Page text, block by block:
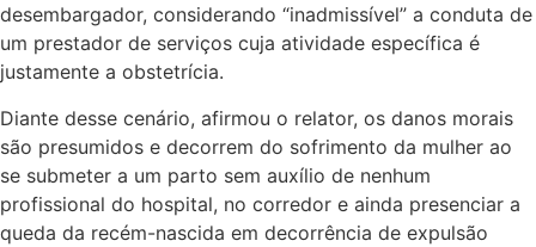
desembargador, considerando “inadmissível” a conduta de
um prestador de serviços cuja atividade específica é
justamente a obstetrícia.
Diante desse cenário, afirmou o relator, os danos morais
são presumidos e decorrem do sofrimento da mulher ao
se submeter a um parto sem auxílio de nenhum
profissional do hospital, no corredor e ainda presenciar a
queda da recém-nascida em decorrência de expulsão